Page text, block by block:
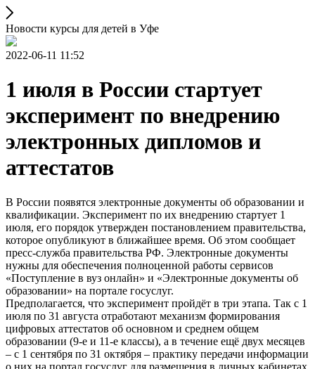
Новости курсы для детей в Уфе
2022-06-11 11:52
1 июля в России стартует
эксперимент по внедрению
электронных дипломов и
аттестатов
В России появятся электронные документы об образовании и
квалификации. Эксперимент по их внедрению стартует 1
июля, его порядок утвержден постановлением правительства,
которое опубликуют в ближайшее время. Об этом сообщает
пресс-служба правительства РФ. Электронные документы
нужны для обеспечения полноценной работы сервисов
«Поступление в вуз онлайн» и «Электронные документы об
образовании» на портале госуслуг.
Предполагается, что эксперимент пройдёт в три этапа. Так с 1
июля по 31 августа отработают механизм формирования
цифровых аттестатов об основном и среднем общем
образовании (9-е и 11-е классы), а в течение ещё двух месяцев
– с 1 сентября по 31 октября – практику передачи информации
о них на портал госуслуг для размещения в личных кабинетах